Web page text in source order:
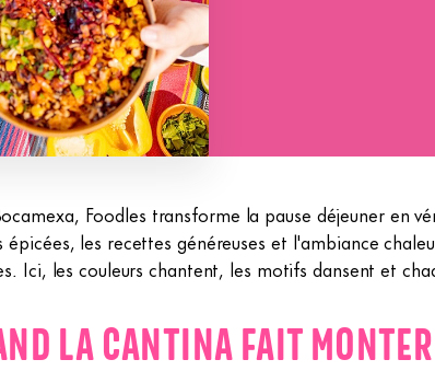
Foodles transforme la pause déjeuner en
épicées, les recettes généreuses et l'ambiance
Ici, les couleurs chantent, les motifs dansent et
LA CANTINA FAIT